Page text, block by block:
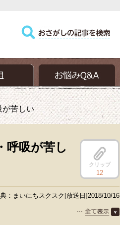
が苦しい
呼吸が苦し
クリップ
12
：まいにちスクスク[放送日]2018/10/16